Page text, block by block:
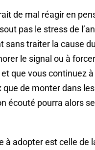
de mal réagir en
pas le stress de
sans traiter la cause
le signal ou à
que vous continuez
que de monter dans
écouté pourra alors
à adopter est celle de